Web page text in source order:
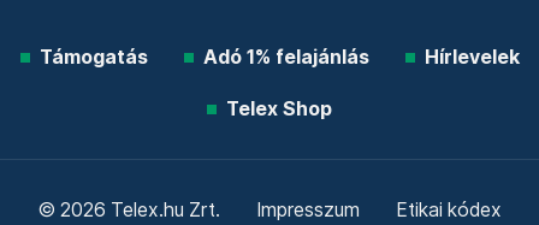
Támogatás Adó 1% felajánlás Hírlevelek
Telex Shop
© 2026 Telex.hu Zrt. Impresszum Etikai kódex